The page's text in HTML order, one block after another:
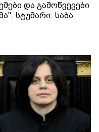
და გამოწვევები
სტუმარი: საბა